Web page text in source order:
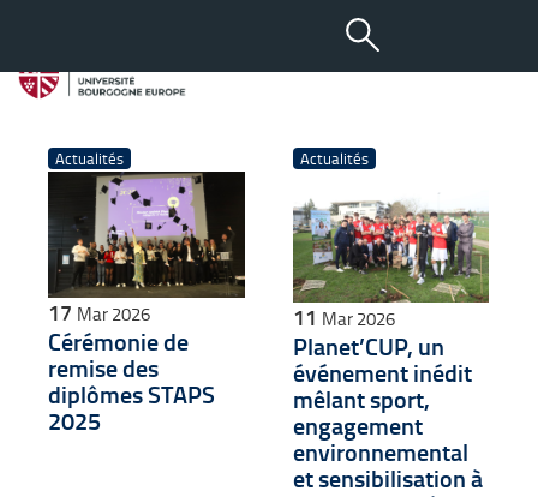
Toutes les actus : Actualités
Actualités
17 Mar 2026
Cérémonie de
remise des
diplômes STAPS
2025
Actualités
11 Mar 2026
Planet’CUP, un
événement inédit
mêlant sport,
engagement
environnemental
et sensibilisation à